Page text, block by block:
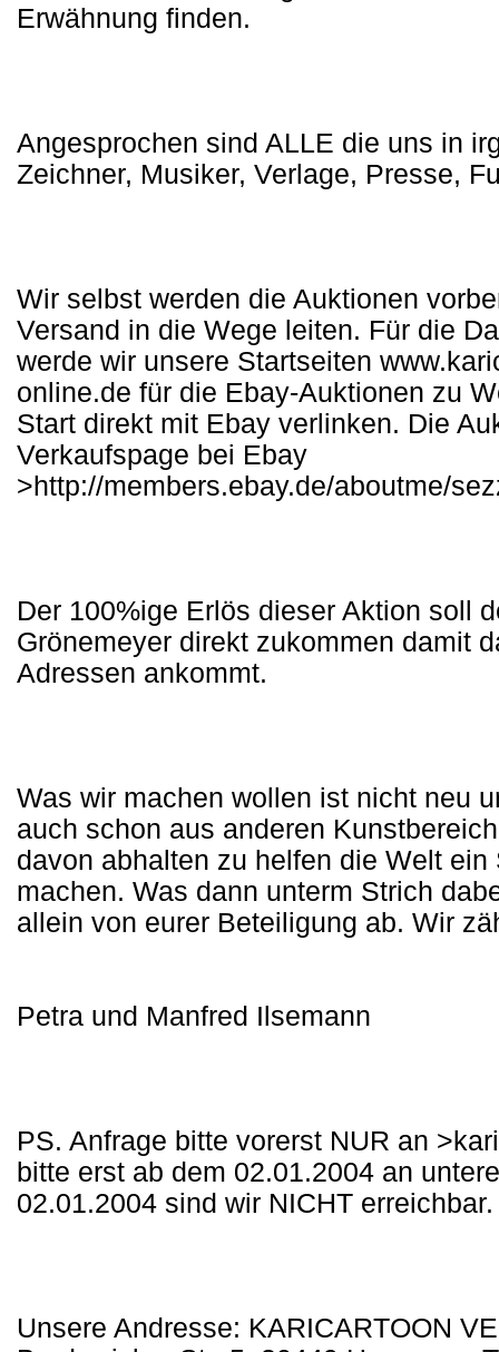
Erwähnung finden.
Angesprochen sind ALLE die uns in
Zeichner, Musiker, Verlage, Presse,
Wir selbst werden die Auktionen
Versand in die Wege leiten. Für die
werde wir unsere Startseiten
online.de für die Ebay-Auktionen zu
Start direkt mit Ebay verlinken. Die
Verkaufspage bei Ebay
>http://members.ebay.de/aboutme/
Der 100%ige Erlös dieser Aktion soll
Grönemeyer direkt zukommen damit
Adressen ankommt.
Was wir machen wollen ist nicht neu
auch schon aus anderen
davon abhalten zu helfen die Welt
machen. Was dann unterm Strich
allein von eurer Beteiligung ab. Wir
Petra und Manfred Ilsemann
PS. Anfrage bitte vorerst NUR an
bitte erst ab dem 02.01.2004 an
02.01.2004 sind wir NICHT erreichbar.
Unsere Andresse: KARICARTOON